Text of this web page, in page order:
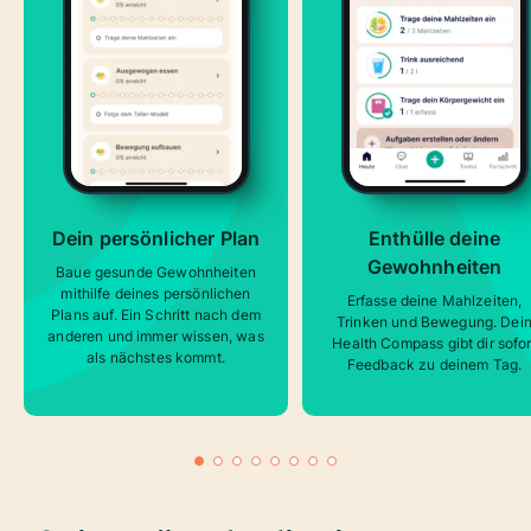
Dein persönlicher Plan
Baue gesunde Gewohnheiten
mithilfe deines persönlichen
Plans auf. Ein Schritt nach dem
anderen und immer wissen, was
als nächstes kommt.
Enthülle deine
Gewohnheiten
Erfasse deine Mahlzeiten,
Trinken und Bewegung. Dein
Health Compass gibt dir
Feedback zu deinem Tag.